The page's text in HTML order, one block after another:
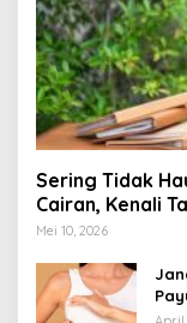
Sering Tidak
Cairan, Kenali
Mei 10, 2026
dari